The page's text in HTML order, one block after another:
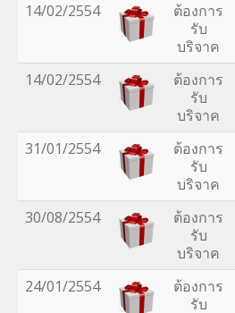
14/02/2554
ต้องการ
รับ
บริจาค
14/02/2554
ต้องการ
รับ
บริจาค
31/01/2554
ต้องการ
รับ
บริจาค
30/08/2554
ต้องการ
รับ
บริจาค
24/01/2554
ต้องการ
รับ